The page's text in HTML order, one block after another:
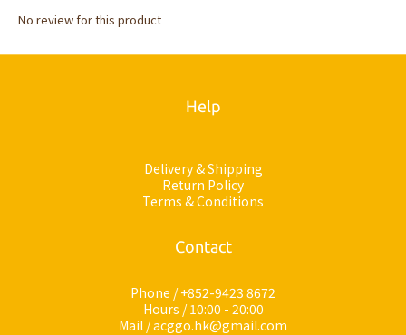
No review for this product
Help
Delivery & Shipping
Return Policy
Terms & Conditions
Contact
Phone / +852-9423 8672
Hours / 10:00 - 20:00
Mail / acggo.hk@gmail.com